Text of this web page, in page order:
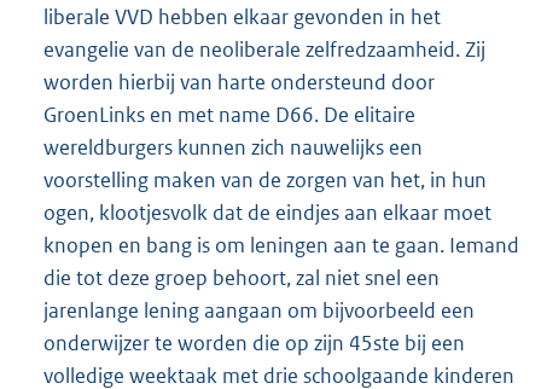
liberale VVD hebben elkaar gevonden in het
evangelie van de neoliberale zelfredzaamheid. Zij
worden hierbij van harte ondersteund door
GroenLinks en met name D66. De elitaire
wereldburgers kunnen zich nauwelijks een
voorstelling maken van de zorgen van het, in hun
ogen, klootjesvolk dat de eindjes aan elkaar moet
knopen en bang is om leningen aan te gaan. Iemand
die tot deze groep behoort, zal niet snel een
jarenlange lening aangaan om bijvoorbeeld een
onderwijzer te worden die op zijn 45ste bij een
volledige weektaak met drie schoolgaande kinderen